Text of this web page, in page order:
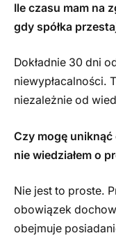
Ile czasu mam na
gdy spółka
Dokładnie 30 dni
niewypłacalności.
niezależnie od
Czy mogę
nie wiedziałem o
Nie jest to proste.
obowiązek
obejmuje